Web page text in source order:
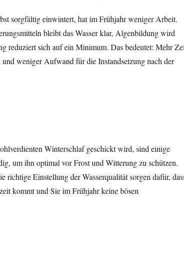
sorgfältig einwintert, hat im Frühjahr weniger Arbeit.
bleibt das Wasser klar, Algenbildung wird
reduziert sich auf ein Minimum. Das bedeutet: Mehr
weniger Aufwand für die Instandsetzung nach der
Winterschlaf geschickt wird, sind einige
um ihn optimal vor Frost und Witterung zu schützen.
richtige Einstellung der Wasserqualität sorgen dafür,
kommt und Sie im Frühjahr keine bösen